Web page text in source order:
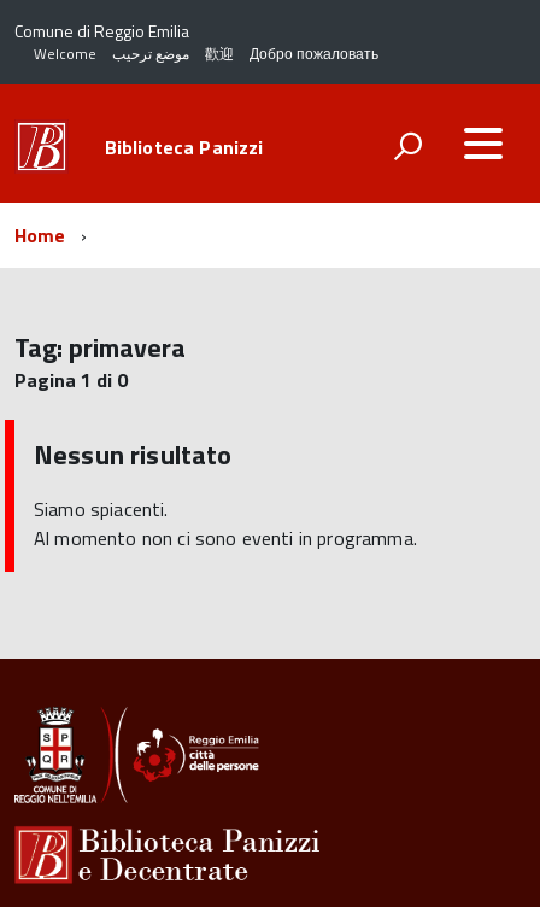
Comune di Reggio Emilia
Welcome موضع ترحيب 歡迎 Добро пожаловать
Biblioteca Panizzi
Home
Tag: primavera
Pagina 1 di 0
Nessun risultato
Siamo spiacenti.
Al momento non ci sono eventi in programma.